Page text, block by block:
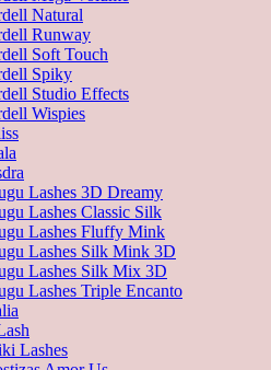
Natural
Runway
Soft Touch
Spiky
Studio Effects
Wispies
Lashes 3D Dreamy
Lashes Classic Silk
Lashes Fluffy Mink
Lashes Silk Mink 3D
Lashes Silk Mix 3D
Lashes Triple Encanto
Lashes